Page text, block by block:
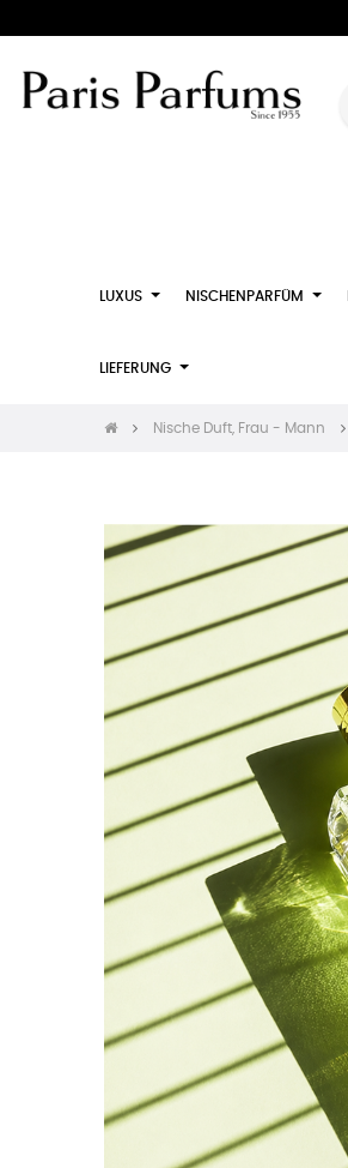
LUXUS NISCHENPARFÜM
LIEFERUNG
Nische Duft, Frau - Mann